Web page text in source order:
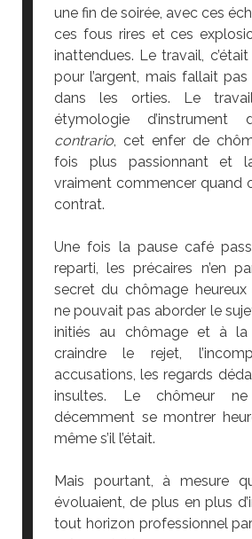
une fin de soirée, avec ces
ces fous rires et ces
inattendues. Le travail,
pour l’argent, mais fallait
dans les orties. Le
étymologie
contrario, cet enfer de
fois plus passionnant et
vraiment commencer quand
contrat.
Une fois la pause café
reparti, les précaires n’en
secret du chômage
ne pouvait pas aborder le
initiés au chômage et à la
craindre le rejet,
accusations, les regards
insultes. Le chômeur
décemment se montrer
même s’il l’était.
Mais pourtant, à mesure
évoluaient, de plus en plus
tout horizon professionnel